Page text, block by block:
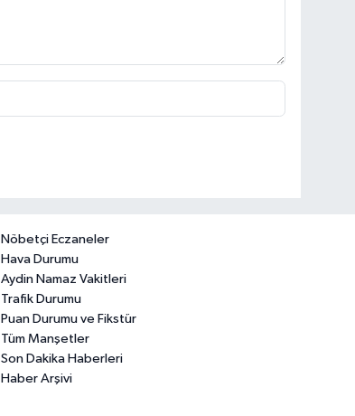
Nöbetçi Eczaneler
Hava Durumu
Aydin Namaz Vakitleri
Trafik Durumu
Puan Durumu ve Fikstür
Tüm Manşetler
Son Dakika Haberleri
Haber Arşivi